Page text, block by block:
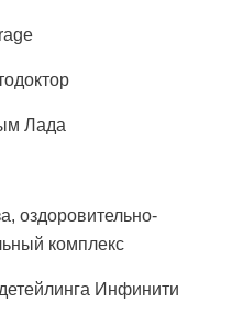
Лада
оздоровительно-
комплекс
Инфинити